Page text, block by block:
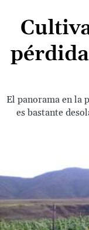
El panorama en la
es bastante